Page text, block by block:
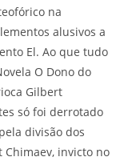
na
alusivos a
El. Ao que tudo
O Dono do
Gilbert
só foi derrotado
divisão dos
Chimaev, invicto no